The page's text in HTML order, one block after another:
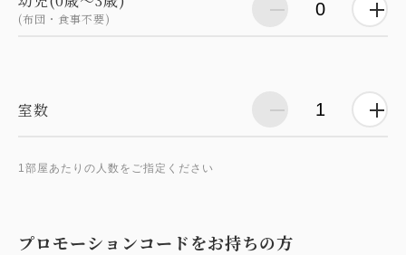
(布団・食事不要)
室数
1部屋あたりの人数をご指定ください
プロモーションコードをお持ちの方